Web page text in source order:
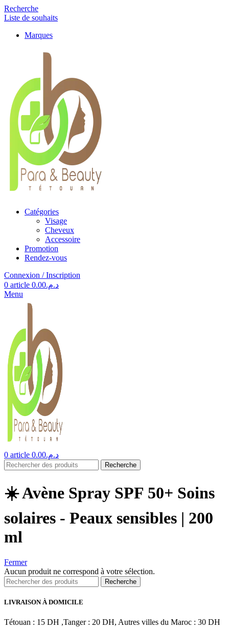
Recherche
Liste de souhaits
Marques
Catégories
Visage
Cheveux
Accessoire
Promotion
Rendez-vous
Connexion / Inscription
0 article د.م.0.00
Menu
0 article د.م.0.00
Recherche
☀️ Avène Spray SPF 50+ Soins
solaires - Peaux sensibles | 200
ml
Fermer
Aucun produit ne correspond à votre sélection.
Recherche
LIVRAISON À DOMICILE
Tétouan : 15 DH ,Tanger : 20 DH, Autres villes du Maroc : 30 DH